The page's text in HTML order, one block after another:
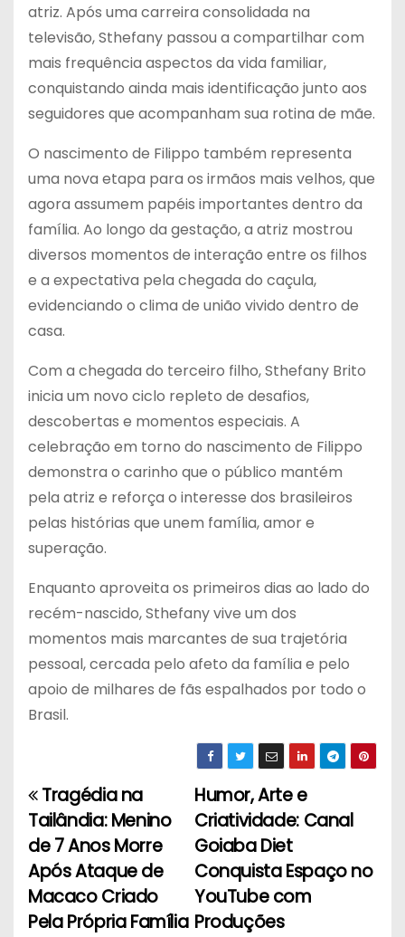
atriz. Após uma carreira consolidada na
televisão, Sthefany passou a compartilhar com
mais frequência aspectos da vida familiar,
conquistando ainda mais identificação junto aos
seguidores que acompanham sua rotina de mãe.
O nascimento de Filippo também representa
uma nova etapa para os irmãos mais velhos, que
agora assumem papéis importantes dentro da
família. Ao longo da gestação, a atriz mostrou
diversos momentos de interação entre os filhos
e a expectativa pela chegada do caçula,
evidenciando o clima de união vivido dentro de
casa.
Com a chegada do terceiro filho, Sthefany Brito
inicia um novo ciclo repleto de desafios,
descobertas e momentos especiais. A
celebração em torno do nascimento de Filippo
demonstra o carinho que o público mantém
pela atriz e reforça o interesse dos brasileiros
pelas histórias que unem família, amor e
superação.
Enquanto aproveita os primeiros dias ao lado do
recém-nascido, Sthefany vive um dos
momentos mais marcantes de sua trajetória
pessoal, cercada pelo afeto da família e pelo
apoio de milhares de fãs espalhados por todo o
Brasil.
N
a
v
e
Humor, Arte e
Criatividade: Canal
Goiaba Diet
Conquista Espaço no
YouTube com
Produções
Tragédia na
Tailândia: Menino
de 7 Anos Morre
Após Ataque de
Macaco Criado
Pela Própria Família